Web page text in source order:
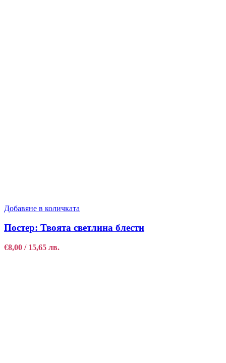
Добавяне в количката
Постер: Твоята светлина блести
€8,00 / 15,65 лв.